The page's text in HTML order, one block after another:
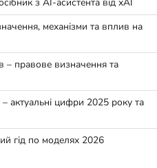
механізми та вплив на
– правове визначення та
актуальні цифри 2025 року та
гід по моделях 2026